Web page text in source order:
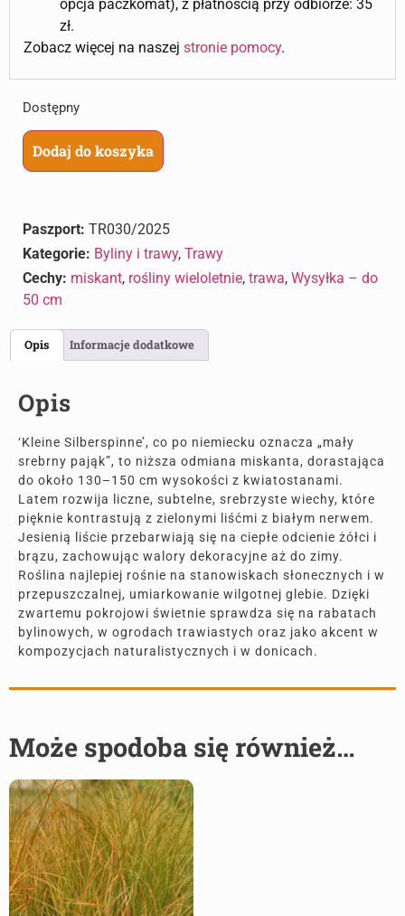
opcja paczkomat), z płatnością przy odbiorze: 35
zł.
Zobacz więcej na naszej stronie pomocy.
Dostępny
Dodaj do koszyka
Paszport: TR030/2025
Kategorie: Byliny i trawy, Trawy
Cechy: miskant, rośliny wieloletnie, trawa, Wysyłka – do
50 cm
Opis Informacje dodatkowe
Opis
‘Kleine Silberspinne’, co po niemiecku oznacza „mały
srebrny pająk”, to niższa odmiana miskanta, dorastająca
do około 130–150 cm wysokości z kwiatostanami.
Latem rozwija liczne, subtelne, srebrzyste wiechy, które
pięknie kontrastują z zielonymi liśćmi z białym nerwem.
Jesienią liście przebarwiają się na ciepłe odcienie żółci i
brązu, zachowując walory dekoracyjne aż do zimy.
Roślina najlepiej rośnie na stanowiskach słonecznych i w
przepuszczalnej, umiarkowanie wilgotnej glebie. Dzięki
zwartemu pokrojowi świetnie sprawdza się na rabatach
bylinowych, w ogrodach trawiastych oraz jako akcent w
kompozycjach naturalistycznych i w donicach.
Może spodoba się również…